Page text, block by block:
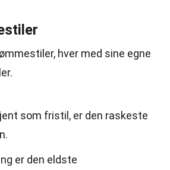
hver med sine egne
som fristil, er den raskeste
er den eldste